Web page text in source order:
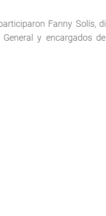
Fanny Solís,
y encargados